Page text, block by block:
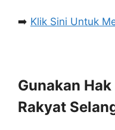
➡️ Klik Sini Untuk
Gunakan
Rakyat